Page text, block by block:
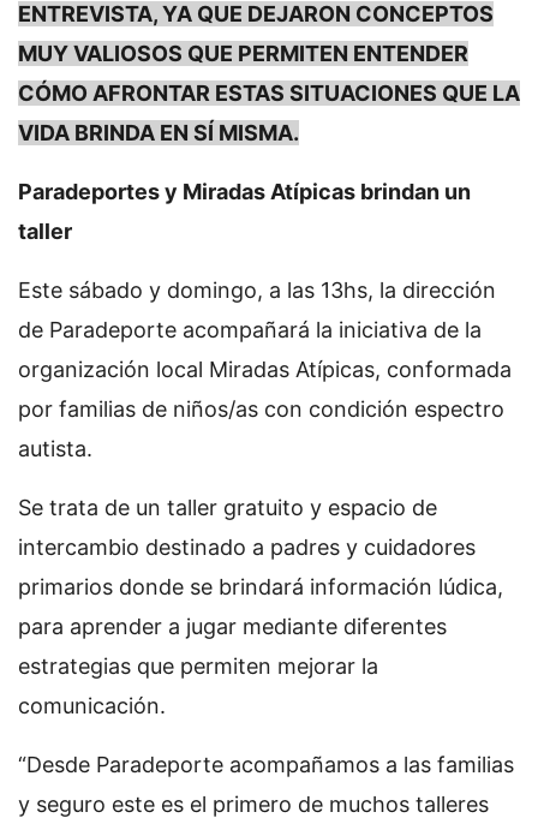
ENTREVISTA, YA QUE DEJARON CONCEPTOS
MUY VALIOSOS QUE PERMITEN ENTENDER
CÓMO AFRONTAR ESTAS SITUACIONES QUE LA
VIDA BRINDA EN SÍ MISMA.
Paradeportes y Miradas Atípicas brindan un
taller
Este sábado y domingo, a las 13hs, la dirección
de Paradeporte acompañará la iniciativa de la
organización local Miradas Atípicas, conformada
por familias de niños/as con condición espectro
autista.
Se trata de un taller gratuito y espacio de
intercambio destinado a padres y cuidadores
primarios donde se brindará información lúdica,
para aprender a jugar mediante diferentes
estrategias que permiten mejorar la
comunicación.
“Desde Paradeporte acompañamos a las familias
y seguro este es el primero de muchos talleres